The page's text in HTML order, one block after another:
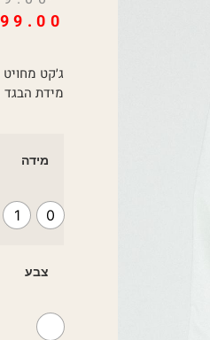
99.00
ג׳קט
מידת הבגד
מידה
0
1
צבע